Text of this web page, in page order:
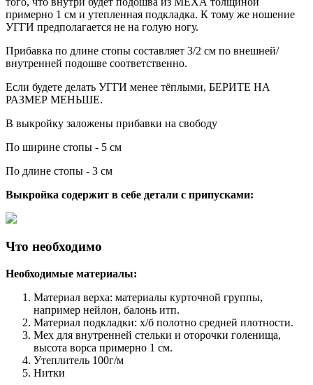
примерно 1 см и утепленная подкладка. К тому же ношение
УГГИ предполагается не на голую ногу.
Прибавка по длине стопы составляет 3/2 см по внешней/
внутренней подошве соответственно.
Если будете делать УГГИ менее тёплыми, БЕРИТЕ НА
РАЗМЕР МЕНЬШЕ.
В выкройку заложены прибавки на свободу
По ширине стопы - 5 см
По длине стопы - 3 см
Выкройка содержит в себе детали с припусками:
Что необходимо
Необходимые материалы:
Материал верха: материалы курточной группы,
например нейлон, балонь итп.
Материал подкладки: х/б полотно средней плотности.
Мех для внутренней стельки и оторочки голенища,
высота ворса примерно 1 см.
Утеплитель 100г/м
Нитки